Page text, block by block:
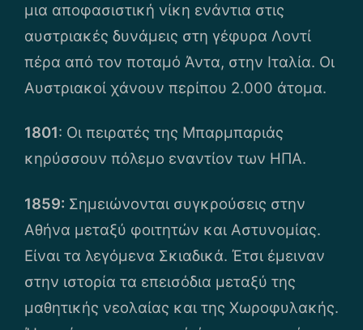
μια αποφασιστική νίκη ενάντια στις
αυστριακές δυνάμεις στη γέφυρα Λοντί
πέρα από τον ποταμό Άντα, στην Ιταλία. Οι
Αυστριακοί χάνουν περίπου 2.000 άτομα.
1801: Οι πειρατές της Μπαρμπαριάς
κηρύσσουν πόλεμο εναντίον των ΗΠΑ.
1859: Σημειώνονται συγκρούσεις στην
Αθήνα μεταξύ φοιτητών και Αστυνομίας.
Είναι τα λεγόμενα Σκιαδικά. Έτσι έμειναν
στην ιστορία τα επεισόδια μεταξύ της
μαθητικής νεολαίας και της Χωροφυλακής.